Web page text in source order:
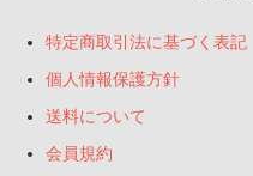
特定商取引法に基づく表記
個人情報保護方針
送料について
会員規約